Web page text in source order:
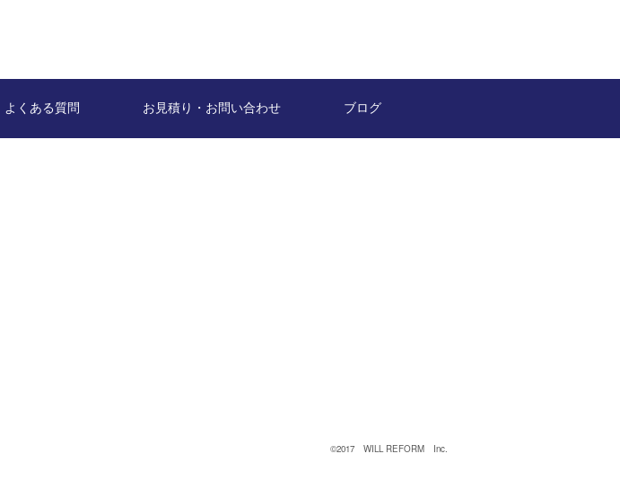
よくある質問 お見積り・お問い合わせ ブログ
©2017 WILL REFORM Inc.